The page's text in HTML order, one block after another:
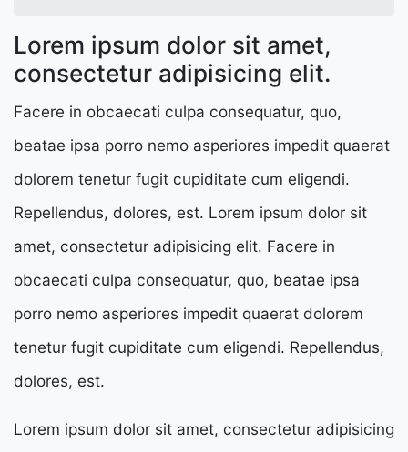
Lorem ipsum dolor sit amet,
consectetur adipisicing elit.
Facere in obcaecati culpa consequatur, quo,
beatae ipsa porro nemo asperiores impedit quaerat
dolorem tenetur fugit cupiditate cum eligendi.
Repellendus, dolores, est. Lorem ipsum dolor sit
amet, consectetur adipisicing elit. Facere in
obcaecati culpa consequatur, quo, beatae ipsa
porro nemo asperiores impedit quaerat dolorem
tenetur fugit cupiditate cum eligendi. Repellendus,
dolores, est.
Lorem ipsum dolor sit amet, consectetur adipisicing